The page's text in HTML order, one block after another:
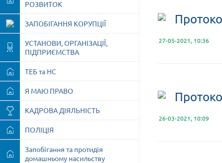
РОЗВИТОК
ЗАПОБІГАННЯ КОРУПЦІЇ
УСТАНОВИ, ОРГАНІЗАЦІЇ,
ПІДПРИЄМСТВА
ТЕБ та НС
Я МАЮ ПРАВО
КАДРОВА ДІЯЛЬНІСТЬ
ПОЛІЦІЯ
Запобігання та протидія
домашньому насильству
27-05-2021, 10:36
26-03-2021, 10:09